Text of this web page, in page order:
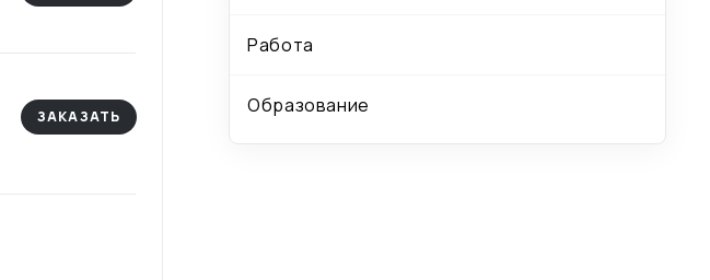
ЗАКАЗАТЬ
Работа
Образование